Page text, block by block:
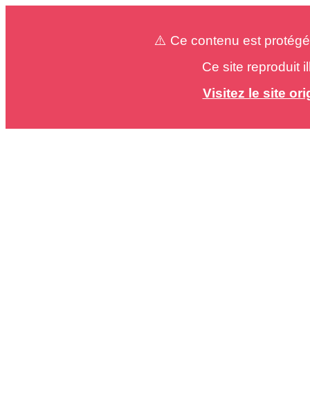
⚠️ Ce contenu est
Ce site reproduit
Visitez le site